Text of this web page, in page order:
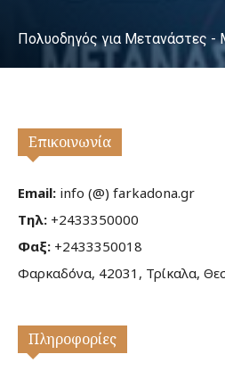
Πολυοδηγός για Μετανάστες -
Επικοινωνία
Email: info (@) farkadona.gr
Τηλ: +2433350000
Φαξ: +2433350018
Φαρκαδόνα, 42031, Τρίκαλα,
Πληροφορίες